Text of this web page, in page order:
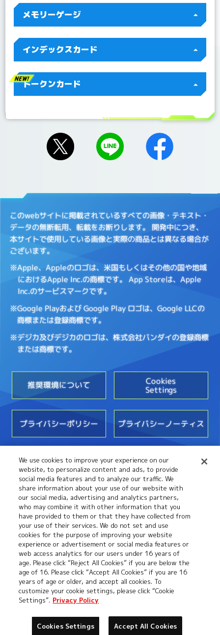
メモリーゲージ
インデックスカード
トークンカード
このwebサイトに掲載されているすべての画像・テキスト・
データの無断転用、転載をお断りします。 開発中につき、
本サイトで使用している画像と実際の商品とは異なる場合が
ございます。
※Apple、Appleのロゴは、米国もしくはその他の国や地域
におけるApple Inc.の商標です。 App Storeは、Apple
Inc.のサービスマークです。
※Google Playおよび Google Play ロゴは、Google LLCの
商標または登録商標です。
※デジカ及びデジカのロゴは、株式会社バンダイの登録商標
または商標です。
推奨環境について Cookies
Settings
プライバシーポリシー プライバシーノーティス
お問い合わせ
©本郷あきよし・フジテレビ・東映アニメーション
We use cookies to improve your experience on our
website, to personalize content and ads, to provide
social media features and to analyze our traffic. We
share information about your use of our website with
our social media, advertising and analytics partners,
who may combine it with other information that you
have provided to them or that they have collected from
your use of their services. We do not set and use
cookies for the purpose of improving your website
experience or advertisement or social media features or
web access analytics for our users under 16 years of
age. Please click “Reject All Cookies” if you are below the
age of 16. Please click “Accept All Cookies” if you are 16
years of age or older, and accept all cookies. To
customize your cookie settings, please click “Cookie
Settings”. Privacy Policy
Cookies Settings Accept All Cookies